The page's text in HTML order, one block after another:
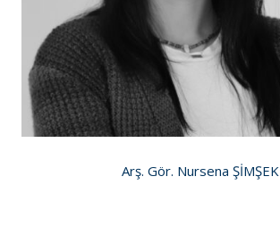
Arş. Gör. Nursena ŞİMŞEK